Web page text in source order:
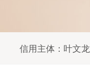
信用主体： 叶文龙